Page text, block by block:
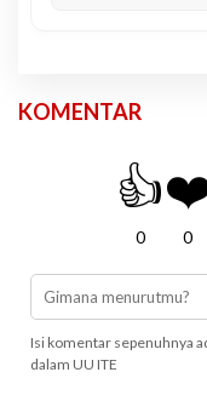
KOMENTAR
👍
0 0
Isi komentar sepenuhnya
dalam UU ITE